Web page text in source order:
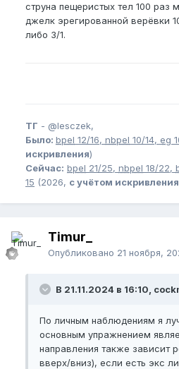
струна пещеристых тел 100 раз
джелк эрегированной верёвки
либо 3/1.
ТГ - @lesczek,
Было: bpel 12/16, nbpel 10/14, eg
искривления)
Сейчас: bpel 21/25, nbpel 18/22,
15 (2026, с учётом искривления
Timur_
Опубликовано 21 ноября,
В 21.11.2024 в 16:10,
По личным наблюдениям я
основным упражнением
направления также зависит
вверх/вниз), если есть экс